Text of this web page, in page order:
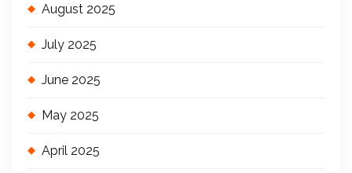
August 2025
July 2025
June 2025
May 2025
April 2025